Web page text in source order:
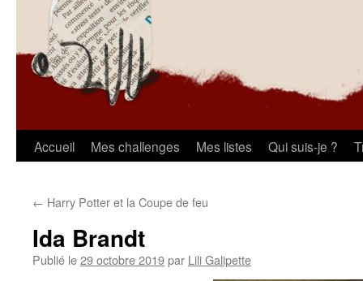
Aller
contenu
Accueil Mes challenges Mes listes Qui suis-je ?
← Harry Potter et la Coupe de feu
Ida Brandt
Publié le29 octobre 2019par Lili Galipette